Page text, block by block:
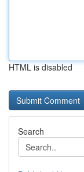
HTML is disabled
Search